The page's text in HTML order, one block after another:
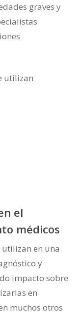
graves y
utilizan
el
médicos
utilizan en una
y
impacto sobre
en
muchos otros